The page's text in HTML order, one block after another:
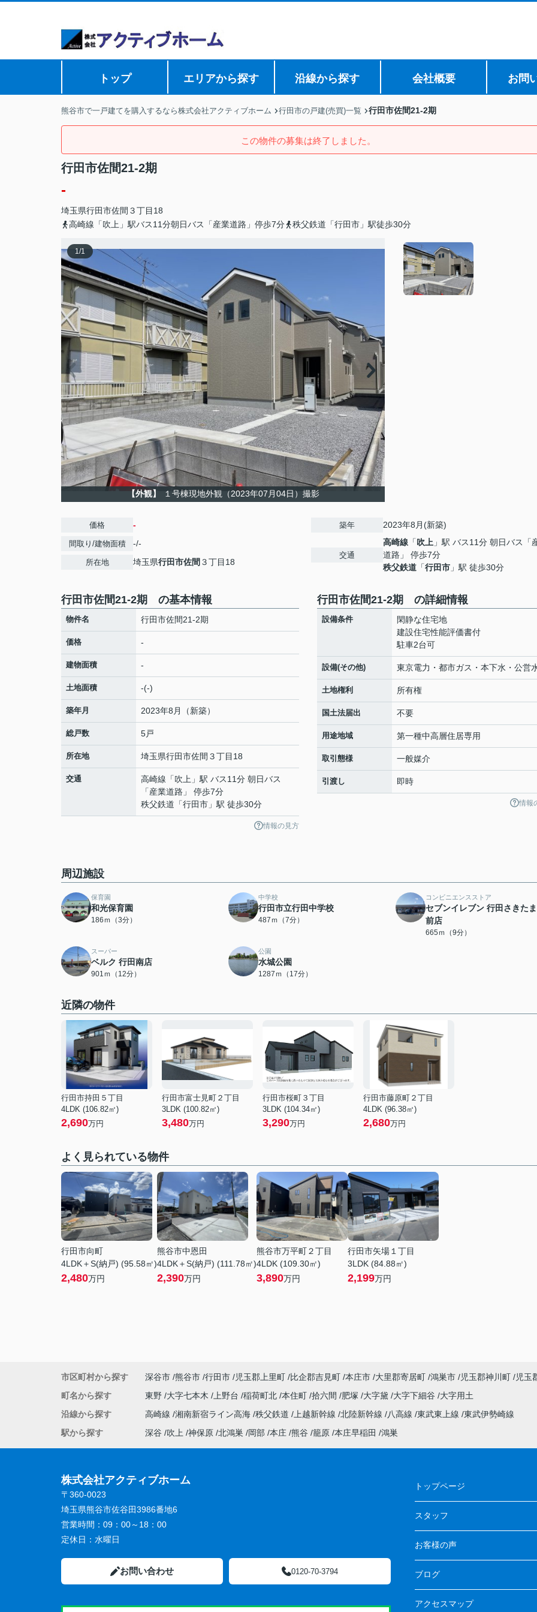
トップ エリアから探す 沿線から探す 会社概要 お問
熊谷市で一戸建てを購入するなら株式会社アクティブホーム 行田市の戸建(売買)一覧 行田市佐間21-2期
この物件の募集は終了しました。
行田市佐間21-2期
-
埼玉県行田市佐間 ３丁目18
高崎線「吹上」駅バス11分朝日バス「産業道路」停歩7分
秩父鉄道「行田市」駅徒歩30分
1/1
【外観】 １号棟現地外観（2023年07月04日）撮影
価格 -
間取り/建物面積 -/-
所在地 埼玉県行田市佐間 ３丁目18
築年 2023年8月(新築)
交通
高崎線 「吹上 」駅 バス11分 朝日バス「
道路」 停歩7分
秩父鉄道 「行田市 」駅 徒歩30分
行田市佐間21-2期 の基本情報
物件名 行田市佐間21-2期
価格 -
建物面積 -
土地面積 -(-)
築年月 2023年8月（新築）
総戸数 5戸
所在地 埼玉県行田市佐間 ３丁目18
交通 高崎線 「吹上 」駅 バス11分 朝日バス
「産業道路」 停歩7分
秩父鉄道 「行田市 」駅 徒歩30分
情報の見方
行田市佐間21-2期 の詳細情報
設備条件
閑静な住宅地
建設住宅性能評価書付
駐車2台可
設備(その他) 東京電力・都市ガス・本下水・公営
土地権利 所有権
国土法届出 不要
用途地域 第一種中高層住居専用
取引態様 一般媒介
引渡し 即時
情報
周辺施設
保育園
和光保育園
186ｍ（3分）
中学校
行田市立行田中学校
487ｍ（7分）
コンビニエンスストア
セブンイレブン 行田さきた
前店
665ｍ（9分）
スーパー
ベルク 行田南店
901ｍ（12分）
公園
水城公園
1287ｍ（17分）
近隣の物件
行田市持田５丁目
4LDK (106.82㎡)
2,690万円
行田市富士見町２丁目
3LDK (100.82㎡)
3,480万円
行田市桜町３丁目
3LDK (104.34㎡)
3,290万円
行田市藤原町２丁目
4LDK (96.38㎡)
2,680万円
よく見られている物件
行田市向町
4LDK＋S(納戸) (95.58㎡)
2,480万円
熊谷市中恩田
4LDK＋S(納戸) (111.78㎡)
2,390万円
熊谷市万平町２丁目
4LDK (109.30㎡)
3,890万円
行田市矢場１丁目
3LDK (84.88㎡)
2,199万円
市区町村から探す 深谷市 熊谷市 行田市 児玉郡上里町 比企郡吉見町 本庄市 大里郡寄居町 鴻巣市 児玉郡神川町
児玉
町名から探す
東野 大字七本木 上野台 稲荷町北 本住町 拾六間 肥塚 大字黛 大字下細谷
大字用土
沿線から探す
高崎線 湘南新宿ライン高海 秩父鉄道 上越新幹線 北陸新幹線 八高線 東武東上線 東武伊勢崎線
駅から探す
深谷 吹上 神保原 北鴻巣 岡部 本庄 熊谷 籠原 本庄早稲田 鴻巣
株式会社アクティブホーム
〒360-0023
埼玉県熊谷市佐谷田3986番地6
営業時間： 09：00～18：00
定休日： 水曜日
お問い合わせ 0120-70-3794
トップページ
スタッフ
お客様の声
ブログ
アクセスマップ